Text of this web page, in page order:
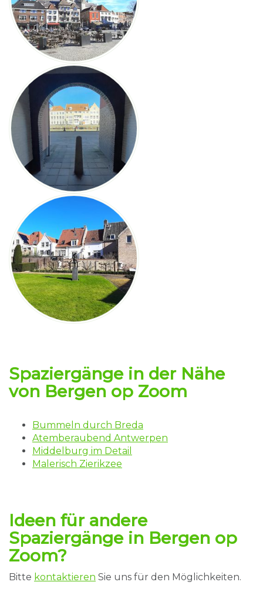
Spaziergänge in der Nähe
von Bergen op Zoom
Bummeln durch Breda
Atemberaubend Antwerpen
Middelburg im Detail
Malerisch Zierikzee
Ideen für andere
Spaziergänge in Bergen op
Zoom?
Bitte kontaktieren Sie uns für den Möglichkeiten.